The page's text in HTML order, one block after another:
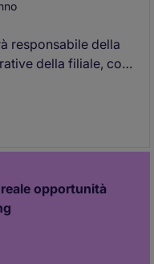
responsabile della
della filiale, con
direttamente al
al corretto
opportunità